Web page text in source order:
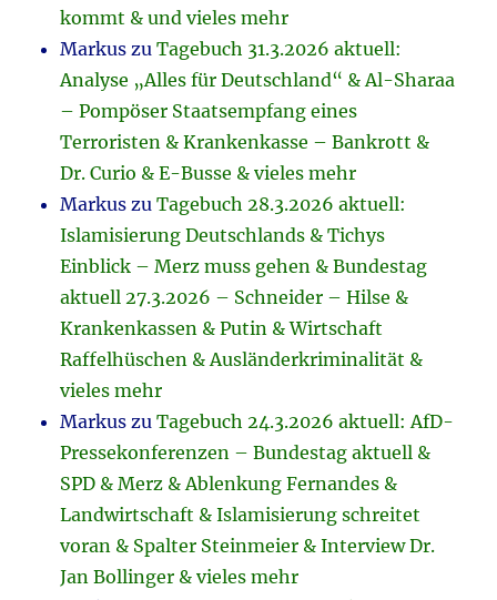
kommt & und vieles mehr
Markus zuTagebuch 31.3.2026 aktuell:
Analyse „Alles für Deutschland“ & Al-Sharaa
– Pompöser Staatsempfang eines
Terroristen & Krankenkasse – Bankrott &
Dr. Curio & E-Busse & vieles mehr
Markus zuTagebuch 28.3.2026 aktuell:
Islamisierung Deutschlands & Tichys
Einblick – Merz muss gehen & Bundestag
aktuell 27.3.2026 – Schneider – Hilse &
Krankenkassen & Putin & Wirtschaft
Raffelhüschen & Ausländerkriminalität &
vieles mehr
Markus zuTagebuch 24.3.2026 aktuell: AfD-
Pressekonferenzen – Bundestag aktuell &
SPD & Merz & Ablenkung Fernandes &
Landwirtschaft & Islamisierung schreitet
voran & Spalter Steinmeier & Interview Dr.
Jan Bollinger & vieles mehr